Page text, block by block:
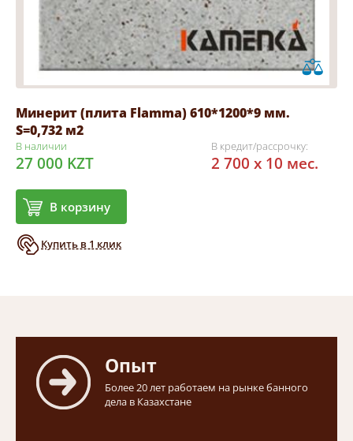
Минерит (плита Flamma) 610*1200*9 мм.
S=0,732 м2
В наличии
27 000 KZT
В корзину
Купить в 1 клик
В кредит/рассрочку:
2 700 x 10 мес.
Опыт
Более 20 лет работаем на рынке банного
дела в Казахстане